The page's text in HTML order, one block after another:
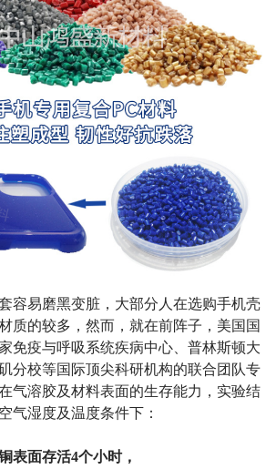
容易磨黑变脏，大部分人在选购手机壳
质的较多，然而，就在前阵子，美国国
免疫与呼吸系统疾病中心、普林斯顿大
分校等国际顶尖科研机构的联合团队专
气溶胶及材料表面的生存能力， 实验结
气湿度及温度条件下：
表面存活4个小时，